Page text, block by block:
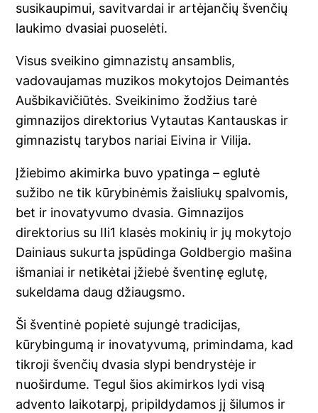
susikaupimui, savitvardai ir artėjančių švenčių
laukimo dvasiai puoselėti.
Visus sveikino gimnazistų ansamblis,
vadovaujamas muzikos mokytojos Deimantės
Aušbikavičiūtės. Sveikinimo žodžius tarė
gimnazijos direktorius Vytautas Kantauskas ir
gimnazistų tarybos nariai Eivina ir Vilija.
Įžiebimo akimirka buvo ypatinga – eglutė
sužibo ne tik kūrybinėmis žaisliukų spalvomis,
bet ir inovatyvumo dvasia. Gimnazijos
direktorius su IIi1 klasės mokinių ir jų mokytojo
Dainiaus sukurta įspūdinga Goldbergio mašina
išmaniai ir netikėtai įžiebė šventinę eglutę,
sukeldama daug džiaugsmo.
Ši šventinė popietė sujungė tradicijas,
kūrybingumą ir inovatyvumą, primindama, kad
tikroji švenčių dvasia slypi bendrystėje ir
nuoširdume. Tegul šios akimirkos lydi visą
advento laikotarpį, pripildydamos jį šilumos ir